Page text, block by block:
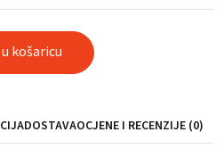
košaricu
DOSTAVAOCJENE I RECENZIJE (0)